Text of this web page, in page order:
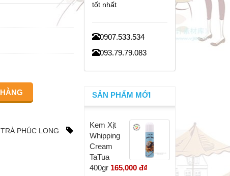
TRÀ PHÚC LONG
tốt nhất
0907.533.534
093.79.79.083
SẢN PHẨM MỚI
Kem Xịt
Whipping
Cream
TaTua
400gr 165,000 đ₫